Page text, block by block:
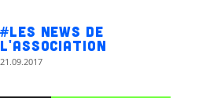
#Les news de
l'association
21.09.2017